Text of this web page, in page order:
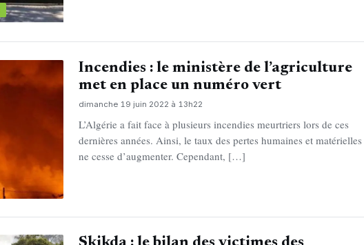
Incendies : le ministère de l’agriculture
met en place un numéro vert
dimanche 19 juin 2022 à 13h22
L’Algérie a fait face à plusieurs incendies meurtriers lors de ces
dernières années. Ainsi, le taux des pertes humaines et matérielles
ne cesse d’augmenter. Cependant, […]